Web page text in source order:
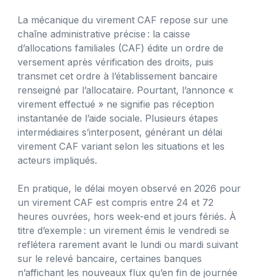
La mécanique du virement CAF repose sur une
chaîne administrative précise : la caisse
d’allocations familiales (CAF) édite un ordre de
versement après vérification des droits, puis
transmet cet ordre à l’établissement bancaire
renseigné par l’allocataire. Pourtant, l’annonce «
virement effectué » ne signifie pas réception
instantanée de l’aide sociale. Plusieurs étapes
intermédiaires s’interposent, générant un délai
virement CAF variant selon les situations et les
acteurs impliqués.
En pratique, le délai moyen observé en 2026 pour
un virement CAF est compris entre 24 et 72
heures ouvrées, hors week-end et jours fériés. À
titre d’exemple : un virement émis le vendredi se
reflétera rarement avant le lundi ou mardi suivant
sur le relevé bancaire, certaines banques
n’affichant les nouveaux flux qu’en fin de journée